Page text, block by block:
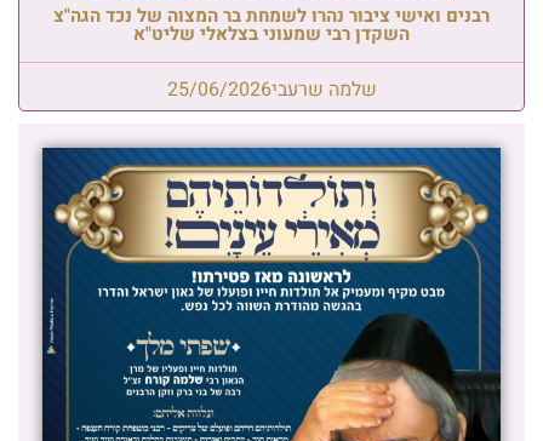
רבנים ואישי ציבור נהרו לשמחת בר המצוה של נכד הגה"צ
השקדן רבי שמעוני בצלאלי שליט"א
שלמה שרעבי25/06/2026